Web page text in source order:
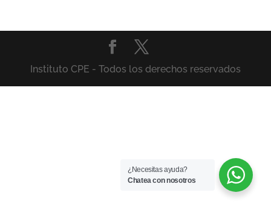
Instituto CPE - Todos los derechos reservados
¿Necesitas ayuda?
Chatea con nosotros